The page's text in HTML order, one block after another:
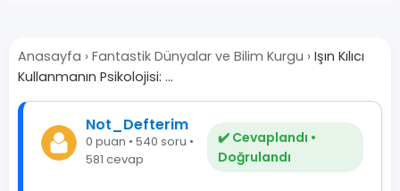
Anasayfa › Fantastik Dünyalar ve Bilim Kurgu › Işın Kılıcı
Kullanmanın Psikolojisi: ...
Not_Defterim
0 puan • 540 soru •
581 cevap
✔️ Cevaplandı •
Doğrulandı